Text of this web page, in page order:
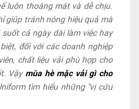
luôn thoáng mát và dễ chịu.
giúp tránh nóng hiệu quả mà
cả ngày dài làm việc hay
đối với các doanh nghiệp
chất liệu vải phù hợp cho
Vậy mùa hè mặc vải gì cho
tìm hiểu những "vị cứu